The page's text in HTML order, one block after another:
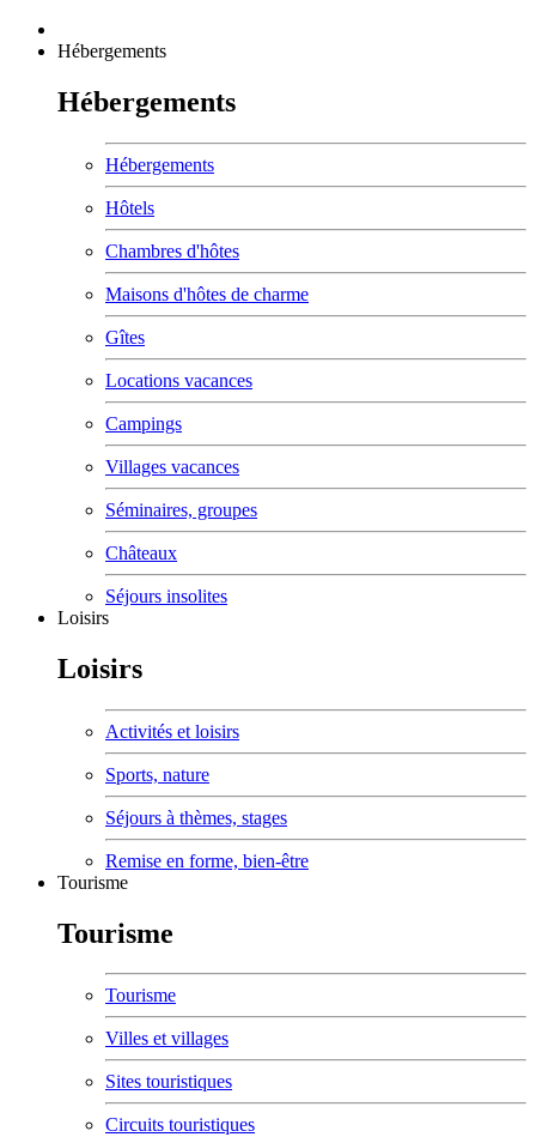
Hébergements
Hébergements
Hébergements
Hôtels
Chambres d'hôtes
Maisons d'hôtes de charme
Gîtes
Locations vacances
Campings
Villages vacances
Séminaires, groupes
Châteaux
Séjours insolites
Loisirs
Loisirs
Activités et loisirs
Sports, nature
Séjours à thèmes, stages
Remise en forme, bien-être
Tourisme
Tourisme
Tourisme
Villes et villages
Sites touristiques
Circuits touristiques